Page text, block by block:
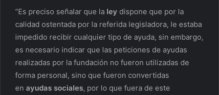
“Es preciso señalar que la ley dispone que por la
calidad ostentada por la referida legisladora, le estaba
impedido recibir cualquier tipo de ayuda, sin embargo,
es necesario indicar que las peticiones de ayudas
realizadas por la fundación no fueron utilizadas de
forma personal, sino que fueron convertidas
en ayudas sociales, por lo que fuera de este